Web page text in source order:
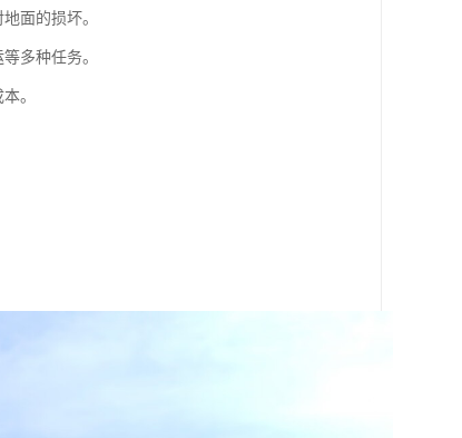
面的损坏。
多种任务。
。